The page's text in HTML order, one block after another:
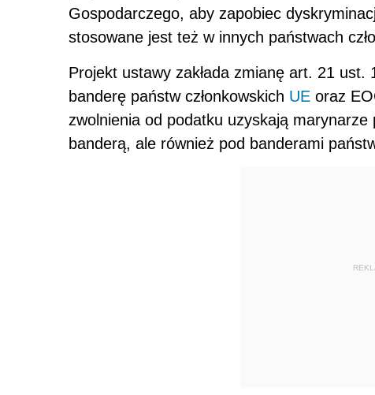
Gospodarczego, aby zapobiec
stosowane jest też w innych państwach
Projekt ustawy zakłada zmianę art. 21 ust.
banderę państw członkowskich UE oraz
zwolnienia od podatku uzyskają
banderą, ale również pod banderami